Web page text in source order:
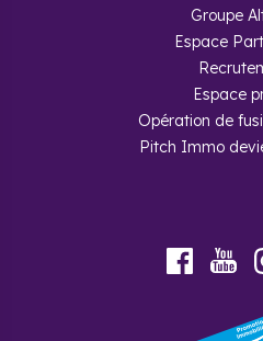
Groupe
Espace
Espace
Opération de
Pitch Immo